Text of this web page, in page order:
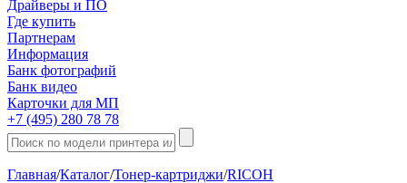
Драйверы и ПО
Где купить
Партнерам
Информация
Банк фотографий
Банк видео
Карточки для МП
+7 (495) 280 78 78
Главная/Каталог/Тонер-картриджи/RICOH